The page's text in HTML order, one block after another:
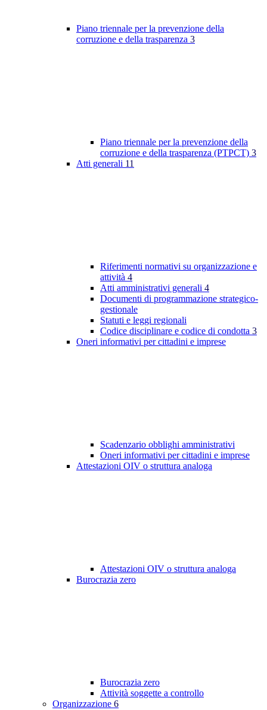
Piano triennale per la prevenzione della
corruzione e della trasparenza 3
Piano triennale per la prevenzione della
corruzione e della trasparenza (PTPCT) 3
Atti generali 11
Riferimenti normativi su organizzazione e
attività 4
Atti amministrativi generali 4
Documenti di programmazione strategico-
gestionale
Statuti e leggi regionali
Codice disciplinare e codice di condotta 3
Oneri informativi per cittadini e imprese
Scadenzario obblighi amministrativi
Oneri informativi per cittadini e imprese
Attestazioni OIV o struttura analoga
Attestazioni OIV o struttura analoga
Burocrazia zero
Burocrazia zero
Attività soggette a controllo
Organizzazione 6